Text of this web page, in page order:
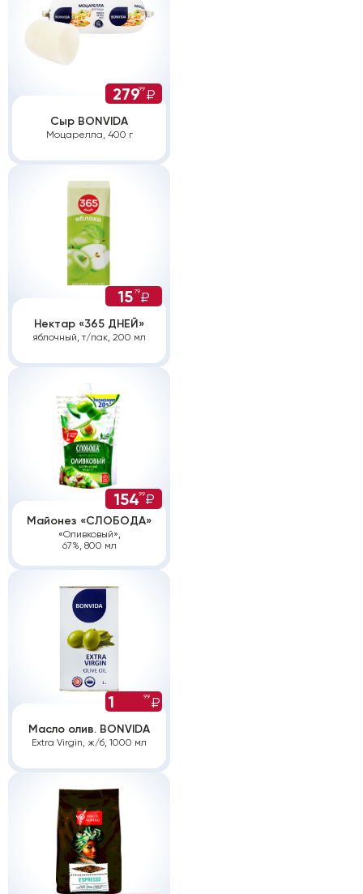
Сыр BONVIDA
Моцарелла, 400 г
27999 ₽
Нектар «365 ДНЕЙ»
яблочный, т/пак, 200 мл
1579₽
Майонез «СЛОБОДА»
«Оливковый»,
67%, 800 мл
15499₽
Масло олив. BONVIDA
Extra Virgin, ж/б, 1000 мл
1
199
99 ₽